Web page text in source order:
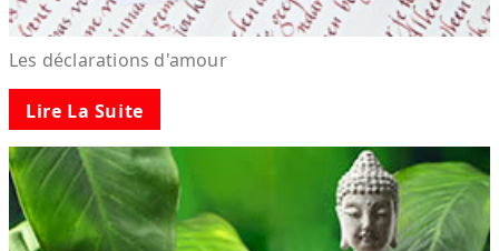
Les déclarations d'amour
Lire La Suite